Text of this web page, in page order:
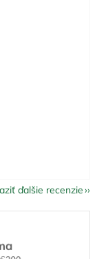
ďalšie recenzie